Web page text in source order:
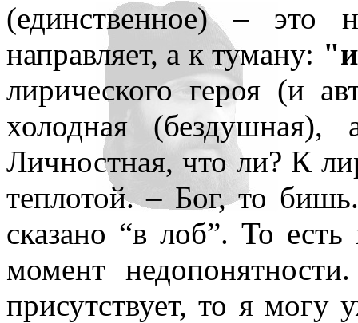
(единственное) – это
направляет, а к туману:
лирического героя (и
холодная
Личностная, что ли? К
теплотой. – Бог, то
сказано “в лоб”. То
момент
присутствует, то я могу